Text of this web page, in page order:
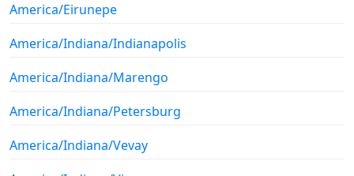
America/Eirunepe
America/Indiana/Indianapolis
America/Indiana/Marengo
America/Indiana/Petersburg
America/Indiana/Vevay